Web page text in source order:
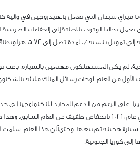
ميراي سيدان التي تعمل بالهيدروجين في
إلى 72 شهرا وبطاقة وقود بقيمة 15 ألف دوالر.
الأول من العام. لوحات رسائل المالك مليئة
كوريا الجنوبية.